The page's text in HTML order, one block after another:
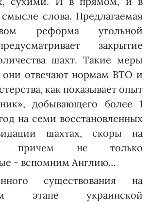
слова. Предлагаемая
реформа угольной
закрытие
шахт. Такие меры
они отвечают нормам ВТО и
как показывает опыт
добывающего более 1
на семи восстановленных
шахтах, скоры на
причем не только
- вспомним Англию…
существования на
этапе украинской